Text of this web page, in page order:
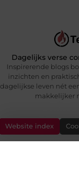
Dagelijks verse
Inspirerende blogs
inzichten en
dagelijkse leven nét
makkelijker
Website index